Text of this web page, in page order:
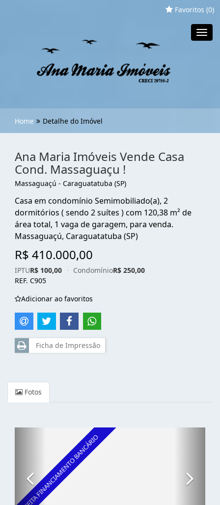
Favoritos (0)
Home Detalhe do Imóvel
Ana Maria Imóveis Vende Casa
Cond. Massaguaçu !
Massaguaçú - Caraguatatuba (SP)
Casa em condomínio Semimobiliado(a), 2
dormitórios ( sendo 2 suítes ) com 120,38 m² de
área total, 1 vaga de garagem, para venda.
Massaguaçú, Caraguatatuba (SP)
R$ 410.000,00
IPTUR$ 100,00 · CondomínioR$ 250,00
REF. C905
Adicionar ao favoritos
Ficha de Impressão
Fotos